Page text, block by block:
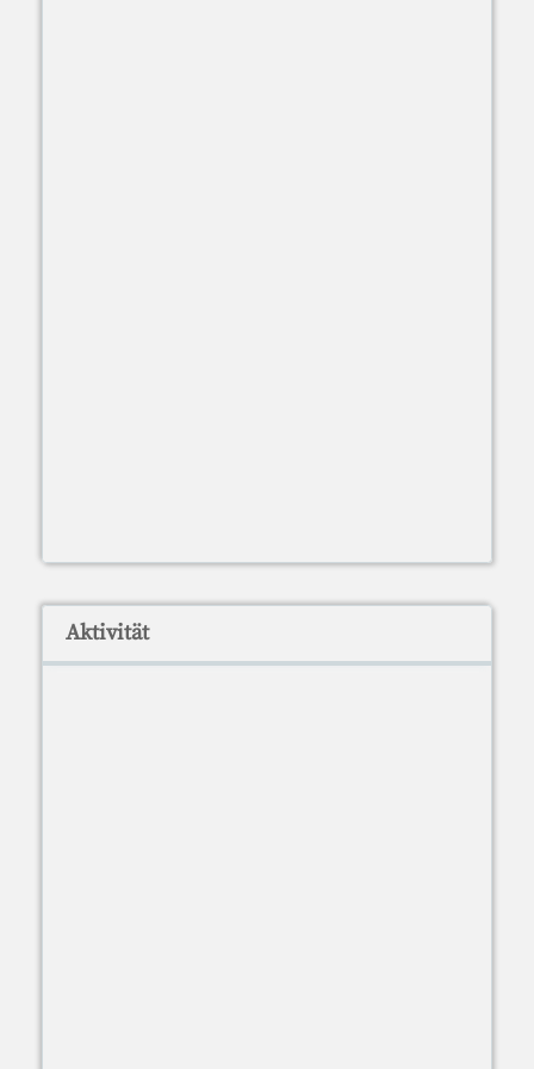
Aktivität